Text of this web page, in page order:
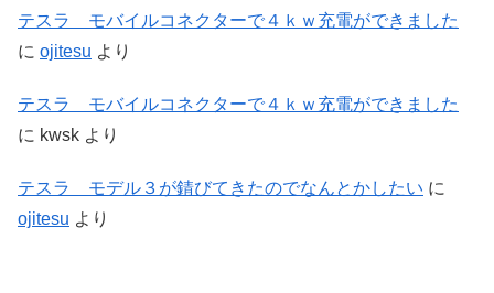
テスラ モバイルコネクターで４ｋｗ充電ができました
に ojitesu より
テスラ モバイルコネクターで４ｋｗ充電ができました
に kwsk より
テスラ モデル３が錆びてきたのでなんとかしたい に
ojitesu より